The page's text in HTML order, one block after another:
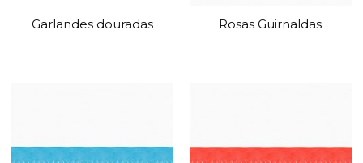
Garlandes douradas Rosas Guirnaldas